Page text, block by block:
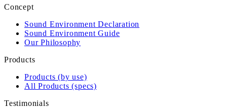
Concept
Sound Environment Declaration
Sound Environment Guide
Our Philosophy
Products
Products (by use)
All Products (specs)
Testimonials